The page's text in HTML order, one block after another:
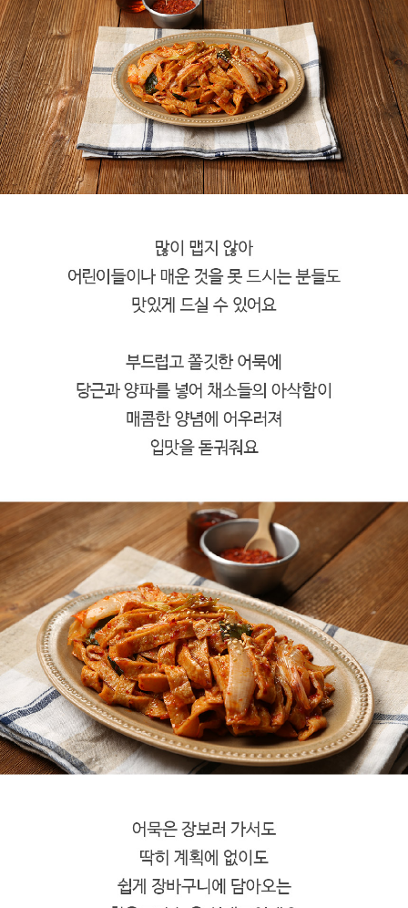
페이코 라이
구매